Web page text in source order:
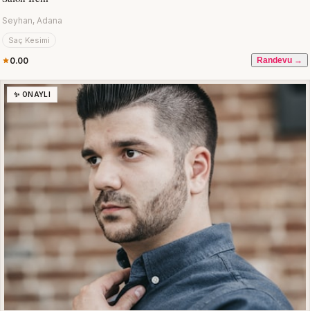
Seyhan, Adana
Saç Kesimi
0.00 Randevu →
✨ ONAYLI